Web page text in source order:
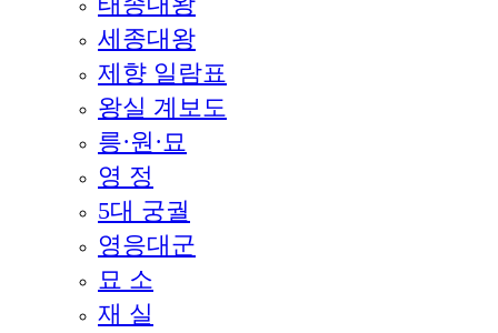
세종대왕
제향 일람표
왕실 계보도
릉·원·묘
영 정
5대 궁궐
영응대군
묘 소
재 실